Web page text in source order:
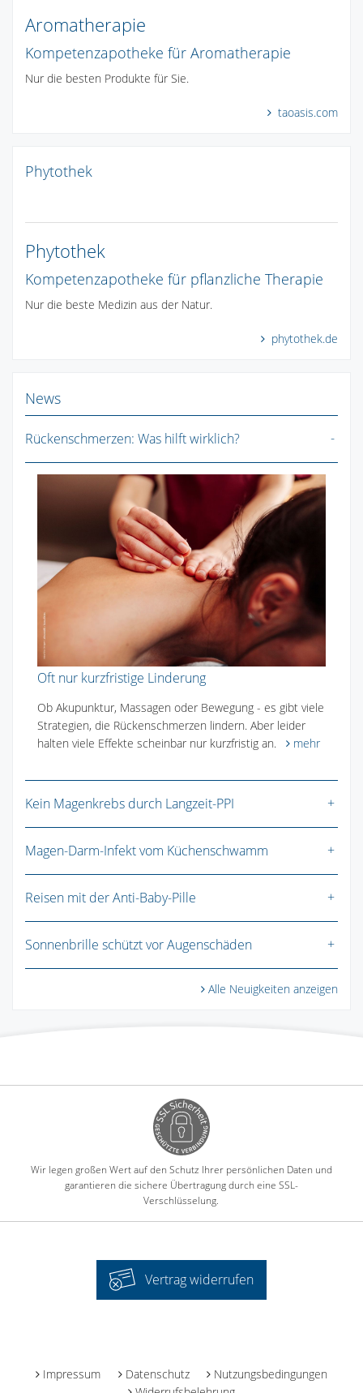
Aromatherapie
Kompetenzapotheke für Aromatherapie
Nur die besten Produkte für Sie.
taoasis.com
Phytothek
Phytothek
Kompetenzapotheke für pflanzliche Therapie
Nur die beste Medizin aus der Natur.
phytothek.de
News
Rückenschmerzen: Was hilft wirklich?
Oft nur kurzfristige Linderung
Ob Akupunktur, Massagen oder Bewegung - es gibt viele
Strategien, die Rückenschmerzen lindern. Aber leider
halten viele Effekte scheinbar nur kurzfristig an.
mehr
Kein Magenkrebs durch Langzeit-PPI
Magen-Darm-Infekt vom Küchenschwamm
Reisen mit der Anti-Baby-Pille
Sonnenbrille schützt vor Augenschäden
Alle Neuigkeiten anzeigen
Wir legen großen Wert auf den Schutz Ihrer persönlichen Daten und
garantieren die sichere Übertragung durch eine SSL-
Verschlüsselung.
Vertrag widerrufen
Impressum Datenschutz
Nutzungsbedingungen